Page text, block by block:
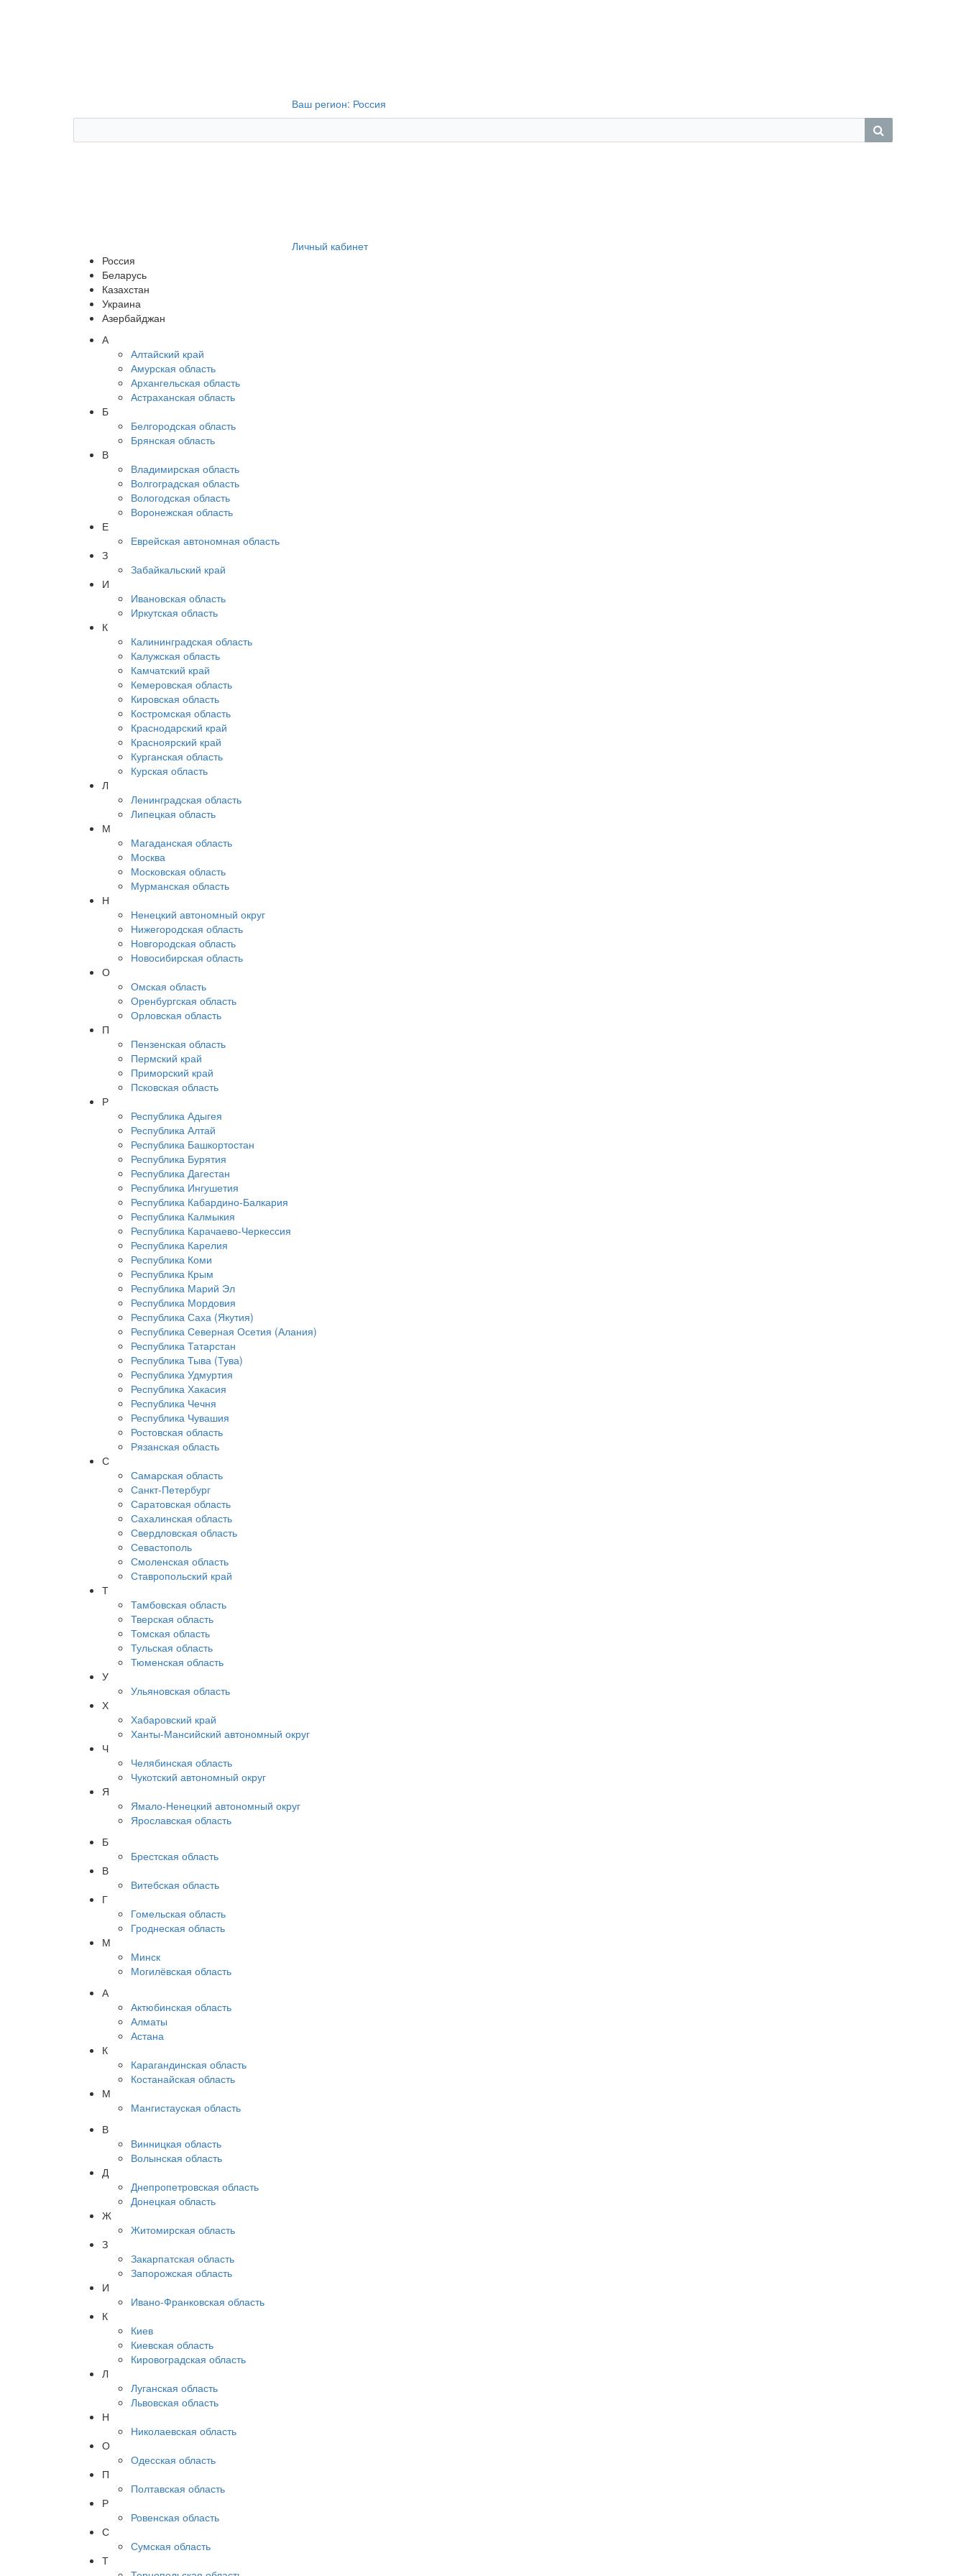
Ваш регион: Россия
Личный кабинет
Россия
Беларусь
Казахстан
Украина
Азербайджан
А
Алтайский край
Амурская область
Архангельская область
Астраханская область
Б
Белгородская область
Брянская область
В
Владимирская область
Волгоградская область
Вологодская область
Воронежская область
Е
Еврейская автономная область
З
Забайкальский край
И
Ивановская область
Иркутская область
К
Калининградская область
Калужская область
Камчатский край
Кемеровская область
Кировская область
Костромская область
Краснодарский край
Красноярский край
Курганская область
Курская область
Л
Ленинградская область
Липецкая область
М
Магаданская область
Москва
Московская область
Мурманская область
Н
Ненецкий автономный округ
Нижегородская область
Новгородская область
Новосибирская область
О
Омская область
Оренбургская область
Орловская область
П
Пензенская область
Пермский край
Приморский край
Псковская область
Р
Республика Адыгея
Республика Алтай
Республика Башкортостан
Республика Бурятия
Республика Дагестан
Республика Ингушетия
Республика Кабардино-Балкария
Республика Калмыкия
Республика Карачаево-Черкессия
Республика Карелия
Республика Коми
Республика Крым
Республика Марий Эл
Республика Мордовия
Республика Саха (Якутия)
Республика Северная Осетия (Алания)
Республика Татарстан
Республика Тыва (Тува)
Республика Удмуртия
Республика Хакасия
Республика Чечня
Республика Чувашия
Ростовская область
Рязанская область
С
Самарская область
Санкт-Петербург
Саратовская область
Сахалинская область
Свердловская область
Севастополь
Смоленская область
Ставропольский край
Т
Тамбовская область
Тверская область
Томская область
Тульская область
Тюменская область
У
Ульяновская область
Х
Хабаровский край
Ханты-Мансийский автономный округ
Ч
Челябинская область
Чукотский автономный округ
Я
Ямало-Ненецкий автономный округ
Ярославская область
Б
Брестская область
В
Витебская область
Г
Гомельская область
Гроднеская область
М
Минск
Могилёвская область
А
Актюбинская область
Алматы
Астана
К
Карагандинская область
Костанайская область
М
Мангистауская область
В
Винницкая область
Волынская область
Д
Днепропетровская область
Донецкая область
Ж
Житомирская область
З
Закарпатская область
Запорожская область
И
Ивано-Франковская область
К
Киев
Киевская область
Кировоградская область
Л
Луганская область
Львовская область
Н
Николаевская область
О
Одесская область
П
Полтавская область
Р
Ровенская область
С
Сумская область
Т